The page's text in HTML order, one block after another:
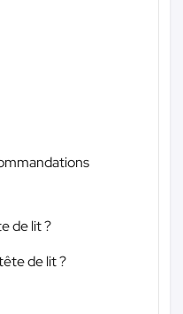
de lit ?
de lit ?